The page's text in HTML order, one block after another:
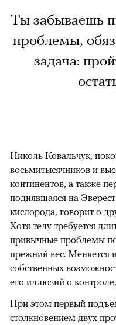
Ты забываешь
проблемы,
задача:
Николь Ковальчук,
восьмитысячников и
континентов, а также
поднявшаяся на
кислорода, говорит о
Хотя телу требуется
привычные проблемы
прежний вес. Меняется
собственных
его иллюзий о
При этом первый
столкновением двух